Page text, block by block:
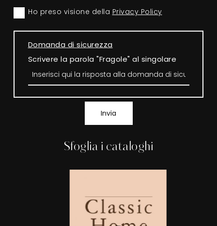
Sfoglia i cataloghi
Ho preso visione della Privacy Policy
Domanda di sicurezza
Scrivere la parola "Fragole" al singolare
Invia